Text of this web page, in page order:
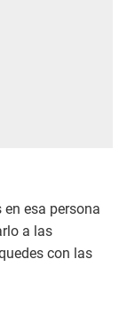
esa persona
a las
con las